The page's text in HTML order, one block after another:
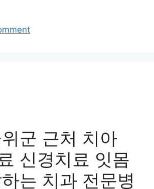
군 근처 치아
신경치료 잇몸
는 치과 전문병